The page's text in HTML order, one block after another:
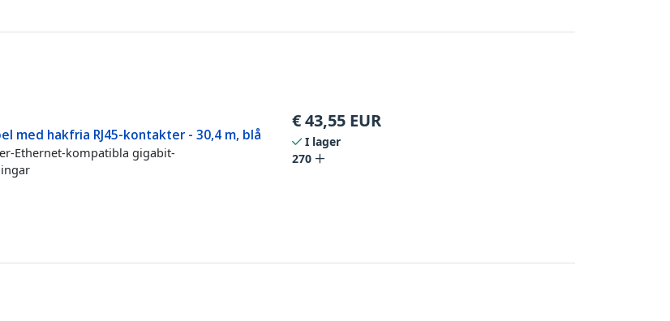
med hakfria RJ45-kontakter - 30,4 m, blå
Ethernet-kompatibla gigabit-
€43,55 EUR
I lager
270